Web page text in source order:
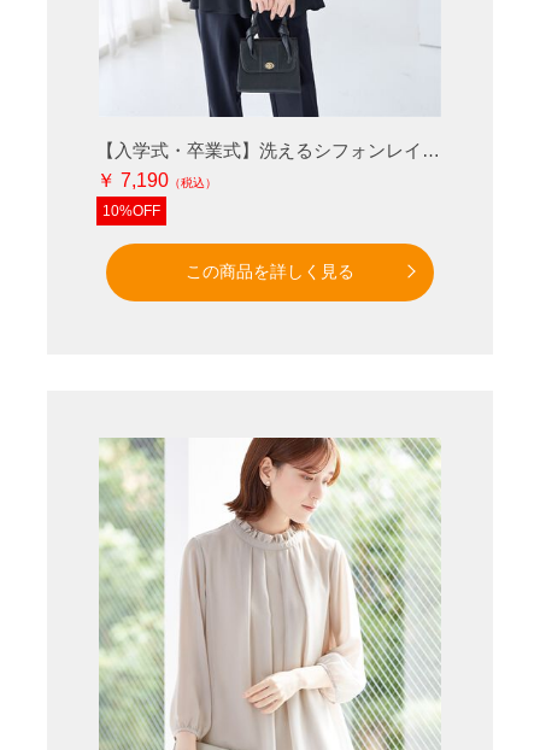
【入学式・卒業式】洗えるシフォンレイヤードセットアップ
￥ 7,190
10%OFF
この商品を詳しく見る